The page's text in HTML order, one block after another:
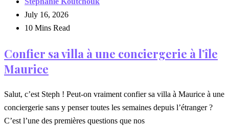
July 16, 2026
10 Mins Read
Confier sa villa à une conciergerie à l’île
Maurice
Salut, c’est Steph ! Peut-on vraiment confier sa villa à Maurice à une
conciergerie sans y penser toutes les semaines depuis l’étranger ?
C’est l’une des premières questions que nos